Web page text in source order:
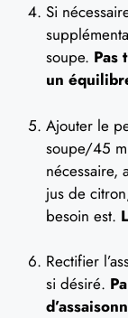
Si
soupe. Pas
un
Ajouter le
soupe/45
nécessaire,
jus de
besoin est.
Rectifier
si désiré.